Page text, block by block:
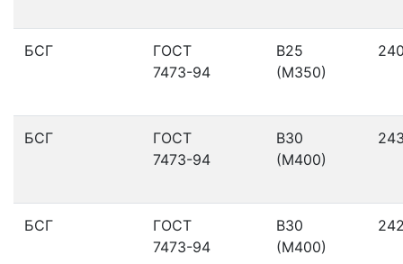
БСГ
ГОСТ
7473-94
В25
(М350)
БСГ
ГОСТ
7473-94
В30
(М400)
БСГ
ГОСТ
7473-94
В30
(М400)